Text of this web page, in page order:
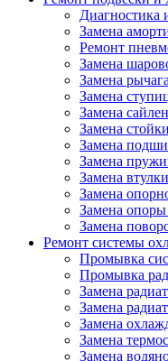
Диагностика
Замена
Ремонт
Замена
Замена рычага
Замена
Замена
Замена
Замена
Замена
Замена
Замена
Замена опоры
Замена
Ремонт системы
Промывка
Промывка
Замена
Замена
Замена
Замена
Замена